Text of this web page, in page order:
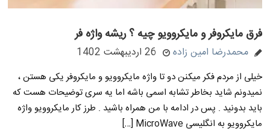
فرق مایکروفر و مایکروویو چیه ؟ ریشه واژه فر
محمدرضا امین زاده 26 اردیبهشت 1402
خیلی از مردم فکر میکنن دو تا واژه مایکروویو و مایکروفر یکی هستن ،
نمیدونم شاید بخاطر تشابه اسمی باشه اما یه سری توضیحات هست که
باید بدونید . پس در ادامه با من همراه باشید . طرز کار مایکروویو واژه
مایکروویو به انگلیسی MicroWave […]